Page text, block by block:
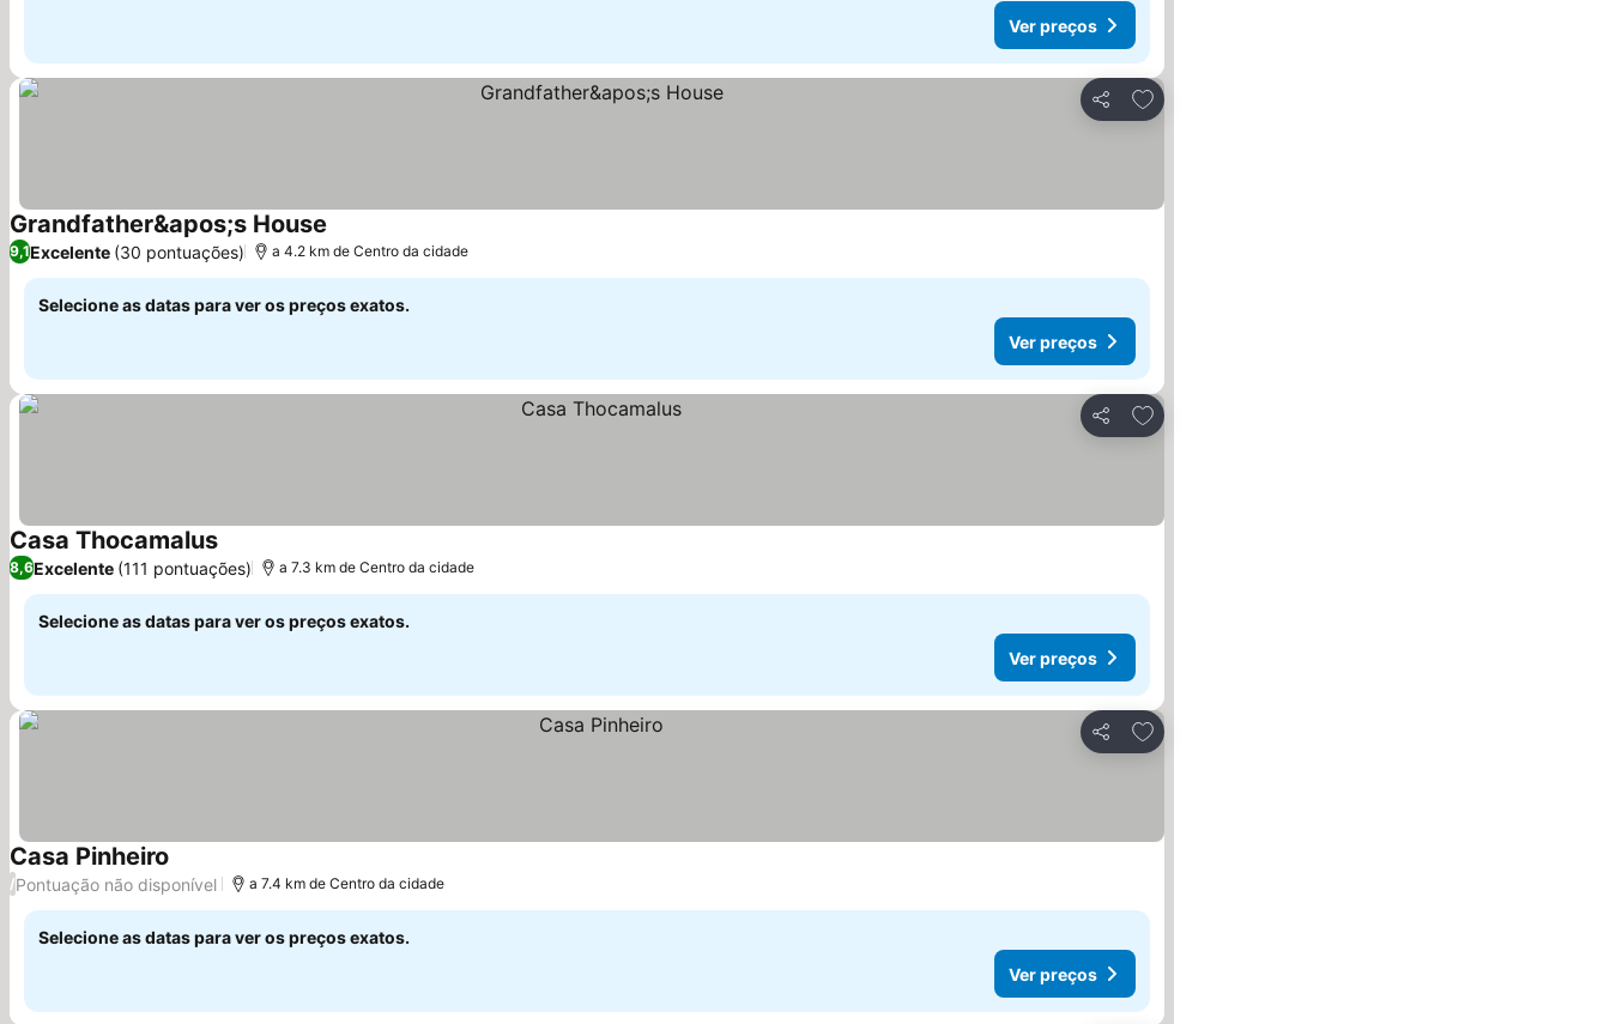
Ver preços
Partilhar
Adicionar aos favoritos
Grandfather&apos;s House
9,1Excelente (30 pontuações) a 4.2 km de Centro da cidade
Selecione as datas para ver os preços exatos.
Ver preços
Partilhar
Adicionar aos favoritos
Casa ThocamalusVer preços
8,6Excelente (111 pontuações) a 7.3 km de Centro da cidade
Selecione as datas para ver os preços exatos.
Ver preços
Partilhar
Adicionar aos favoritos
Casa Pinheiro Ver preços
/Pontuação não disponível a 7.4 km de Centro da cidade
Selecione as datas para ver os preços exatos.
Ver preços